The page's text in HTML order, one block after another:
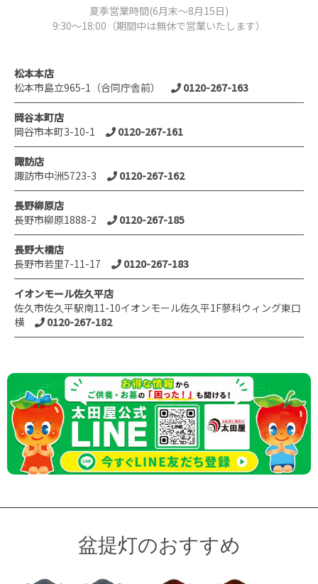
夏季営業時間(6月末～8月15日)
9:30～18:00（期間中は無休で営業いたします）
松本本店
松本市島立965-1（合同庁舎前）
0120-267-163
岡谷本町店
岡谷市本町3-10-1
0120-267-161
諏訪店
諏訪市中洲5723-3
0120-267-162
長野柳原店
長野市柳原1888-2
0120-267-185
長野大橋店
長野市若里7-11-17
0120-267-183
イオンモール佐久平店
佐久市佐久平駅南11-10イオンモール佐久平1F蓼科ウィング東口
横
0120-267-182
盆提灯のおすすめ